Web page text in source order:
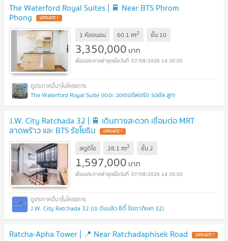
The Waterford Royal Suites | 🚆 Near BTS Phrom
Phong
1 ห้องนอน 60.1 m2 ชั้น 10
3,350,000 บาท
07/08/2026 14:30:00
The Waterford Royal Suite (เดอะ วอเตอร์ฟอร์ด รอยัล สูท)
J.W. City Ratchada 32 | 🚆 เดินทางสะดวก เชื่อมต่อ MRT
ลาดพร้าว และ BTS รัชโยธิน
สตูดิโอ 28.1 m2 ชั้น2
1,597,000 บาท
07/08/2026 14:30:00
J.W. City Ratchada 32 (เจ ดับบลิว ซิตี้ รัชดาภิเษก 32)
Ratcha-Apha Tower | 📍 Near Ratchadaphisek Road